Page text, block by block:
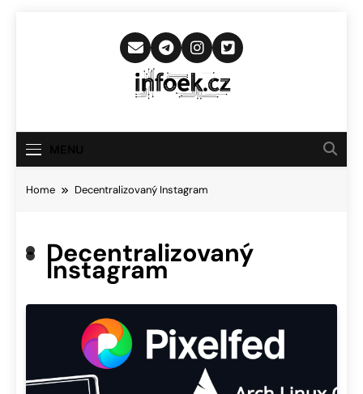
Infoek.cz
Novinkám
Home Decentralizovaný Instagram
Decentralizovaný
Instagram